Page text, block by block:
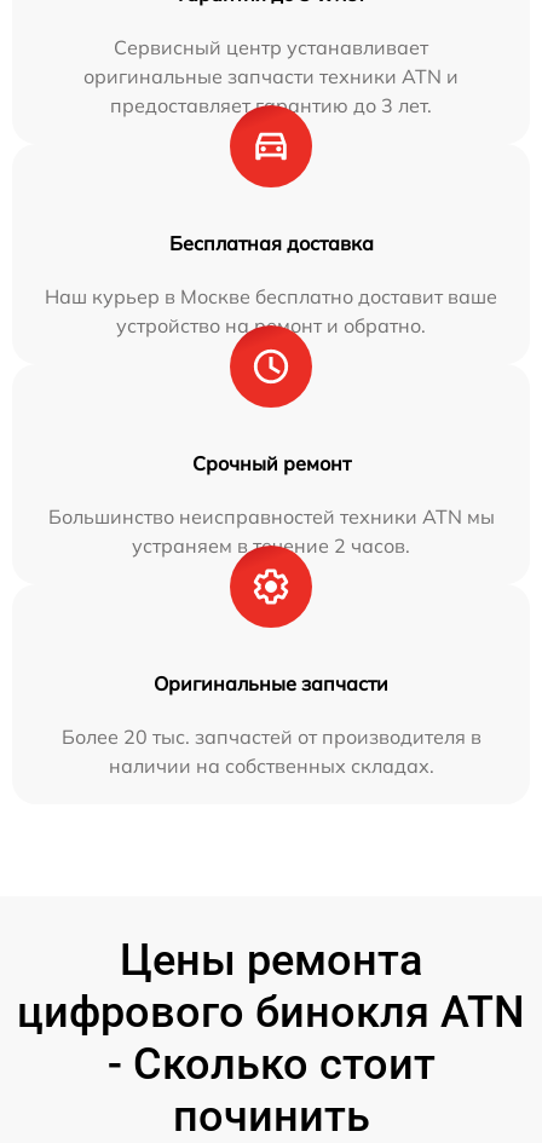
Сервисный центр устанавливает
оригинальные запчасти техники ATN и
предоставляет гарантию до 3 лет.
Бесплатная доставка
Наш курьер в Москве бесплатно доставит ваше
устройство на ремонт и обратно.
Срочный ремонт
Большинство неисправностей техники ATN мы
устраняем в течение 2 часов.
Оригинальные запчасти
Более 20 тыс. запчастей от производителя в
наличии на собственных складах.
Цены ремонта
цифрового бинокля ATN
- Сколько стоит
починить